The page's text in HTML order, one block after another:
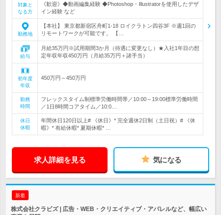
対象と
なる方
《歓迎》◆動画編集経験 ◆Photoshop・Illustratorを使用したデザ
イン経験 など
勤務地
【本社】 東京都新宿区舟町1-18 ロイクラトン四谷3F ※週1回の
リモートワークが可能です。 【…
給与
月給35万円※試用期間3か月（待遇に変更なし）★入社1年目の想
定年収年収450万円（月給35万円＋諸手当）
初年度
年収
450万円～450万円
勤務
時間
フレックスタイム制標準労働時間帯／10:00～19:00標準労働時間
／1日8時間コアタイム／10:0…
休日
休暇
年間休日120日以上# 《休日》* 完全週休2日制（土日祝）# 《休
暇》* 有給休暇* 夏期休暇* …
求人詳細を見る 気になる
新着
株式会社クラビズ | 広告・WEB・クリエイティブ・アパレルなど、幅広い